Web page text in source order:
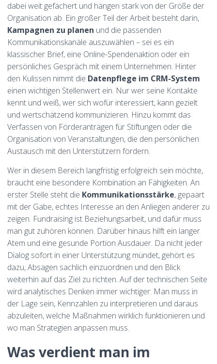
dabei weit gefächert und hängen stark von der Größe der
Organisation ab. Ein großer Teil der Arbeit besteht darin,
Kampagnen zu planen und die passenden
Kommunikationskanäle auszuwählen – sei es ein
klassischer Brief, eine Online-Spendenaktion oder ein
persönliches Gespräch mit einem Unternehmen. Hinter
den Kulissen nimmt die Datenpflege im CRM-System
einen wichtigen Stellenwert ein. Nur wer seine Kontakte
kennt und weiß, wer sich wofür interessiert, kann gezielt
und wertschätzend kommunizieren. Hinzu kommt das
Verfassen von Förderanträgen für Stiftungen oder die
Organisation von Veranstaltungen, die den persönlichen
Austausch mit den Unterstützern fördern.
Wer in diesem Bereich langfristig erfolgreich sein möchte,
braucht eine besondere Kombination an Fähigkeiten. An
erster Stelle steht die Kommunikationsstärke, gepaart
mit der Gabe, echtes Interesse an den Anliegen anderer zu
zeigen. Fundraising ist Beziehungsarbeit, und dafür muss
man gut zuhören können. Darüber hinaus hilft ein langer
Atem und eine gesunde Portion Ausdauer. Da nicht jeder
Dialog sofort in einer Unterstützung mündet, gehört es
dazu, Absagen sachlich einzuordnen und den Blick
weiterhin auf das Ziel zu richten. Auf der technischen Seite
wird analytisches Denken immer wichtiger: Man muss in
der Lage sein, Kennzahlen zu interpretieren und daraus
abzuleiten, welche Maßnahmen wirklich funktionieren und
wo man Strategien anpassen muss.
Was verdient man im